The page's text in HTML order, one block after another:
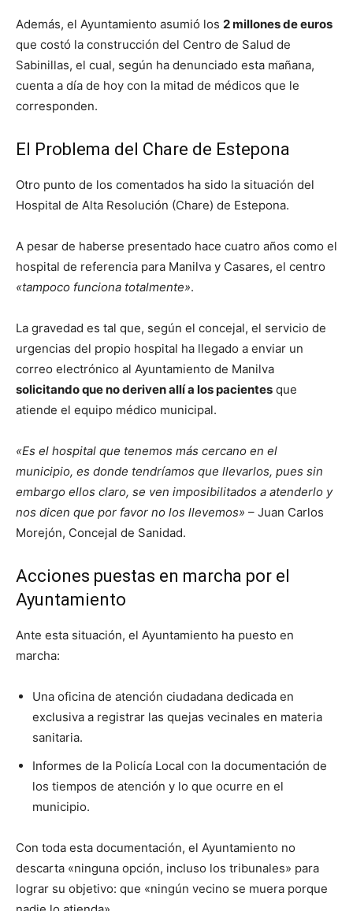
Además, el Ayuntamiento asumió los 2 millones de euros
que costó la construcción del Centro de Salud de
Sabinillas, el cual, según ha denunciado esta mañana,
cuenta a día de hoy con la mitad de médicos que le
corresponden.
El Problema del Chare de Estepona
Otro punto de los comentados ha sido la situación del
Hospital de Alta Resolución (Chare) de Estepona.
A pesar de haberse presentado hace cuatro años como el
hospital de referencia para Manilva y Casares, el centro
«tampoco funciona totalmente».
La gravedad es tal que, según el concejal, el servicio de
urgencias del propio hospital ha llegado a enviar un
correo electrónico al Ayuntamiento de Manilva
solicitando que no deriven allí a los pacientes que
atiende el equipo médico municipal.
«Es el hospital que tenemos más cercano en el
municipio, es donde tendríamos que llevarlos, pues sin
embargo ellos claro, se ven imposibilitados a atenderlo y
nos dicen que por favor no los llevemos» – Juan Carlos
Morejón, Concejal de Sanidad.
Acciones puestas en marcha por el
Ayuntamiento
Ante esta situación, el Ayuntamiento ha puesto en
marcha:
Una oficina de atención ciudadana dedicada en
exclusiva a registrar las quejas vecinales en materia
sanitaria.
Informes de la Policía Local con la documentación de
los tiempos de atención y lo que ocurre en el
municipio.
Con toda esta documentación, el Ayuntamiento no
descarta «ninguna opción, incluso los tribunales» para
lograr su objetivo: que «ningún vecino se muera porque